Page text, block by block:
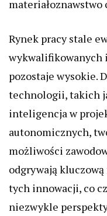
Rynek pracy stale
wykwalifikowanych
pozostaje wysokie.
technologii, takich
inteligencja w
autonomicznych,
możliwości
odgrywają
tych innowacji, co
niezwykle